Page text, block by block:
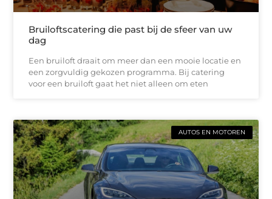
Bruiloftscatering die past bij de sfeer van uw
dag
Een bruiloft draait om meer dan een mooie locatie en
een zorgvuldig gekozen programma. Bij catering
voor een bruiloft gaat het niet alleen om eten
AUTOS EN MOTOREN